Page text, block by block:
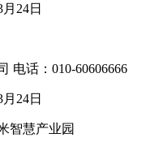
24日
电话：010-60606666
24日
智慧产业园